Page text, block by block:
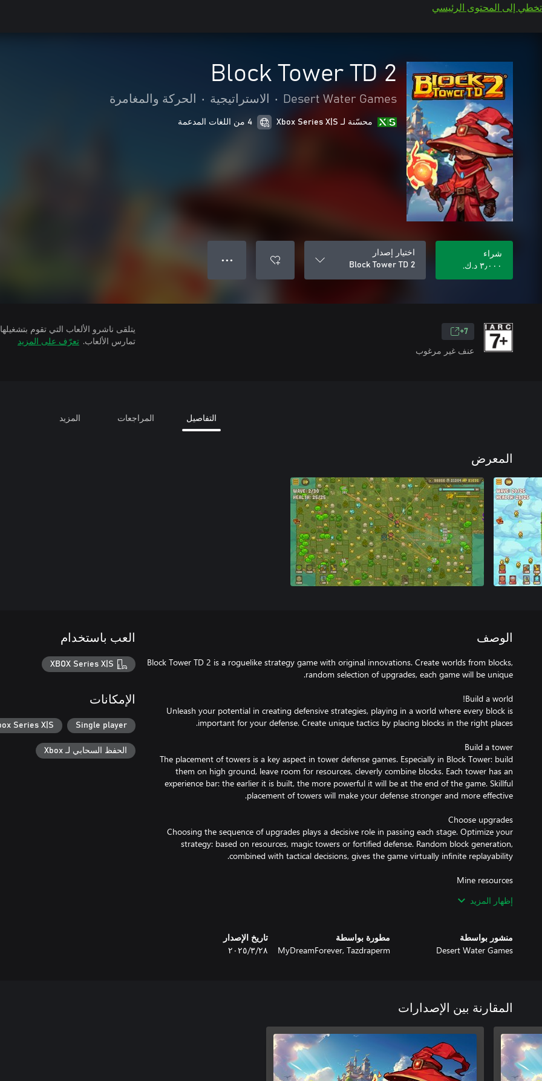
تخطي إلى المحتوى الرئيسي
Block Tower TD 2
Desert Water Games
• الاستراتيجية • الحركة والمغامرة
محسّنة لـ Xbox Series X|S 4 من اللغات المدعمة
شراء
٣٫٠٠٠ د.ك.‏
اختيار إصدار
Block Tower TD 2
● ● ●
7+
عنف غير مرغوب
تمارس الألعاب. تعرّف على المزيد
التفاصيل المراجعات المزيد
المعرض
الوصف
Block Tower TD 2 is a roguelike strategy game with original innovations. Create worlds from blocks,
Unleash your potential in creating defensive strategies, playing in a world where every block is
The placement of towers is a key aspect in tower defense games. Especially in Block Tower: build
them on high ground, leave room for resources, cleverly combine blocks. Each tower has an
experience bar: the earlier it is built, the more powerful it will be at the end of the game. Skillful
Choosing the sequence of upgrades plays a decisive role in passing each stage. Optimize your
strategy: based on resources, magic towers or fortified defense. Random block generation,
will bring significant benefits in the long run. Random resource placement in each game creates
إظهار المزيد
منشور بواسطة
Desert Water Games
مطورة بواسطة
MyDreamForever, Tazdraperm
تاريخ الإصدار
٢٨‏/٣‏/٢٠٢٥
العب باستخدام
XBOX Series X|S
الإمكانات
Single player
Series X|S
الحفظ السحابي لـ Xbox
المقارنة بين الإصدارات